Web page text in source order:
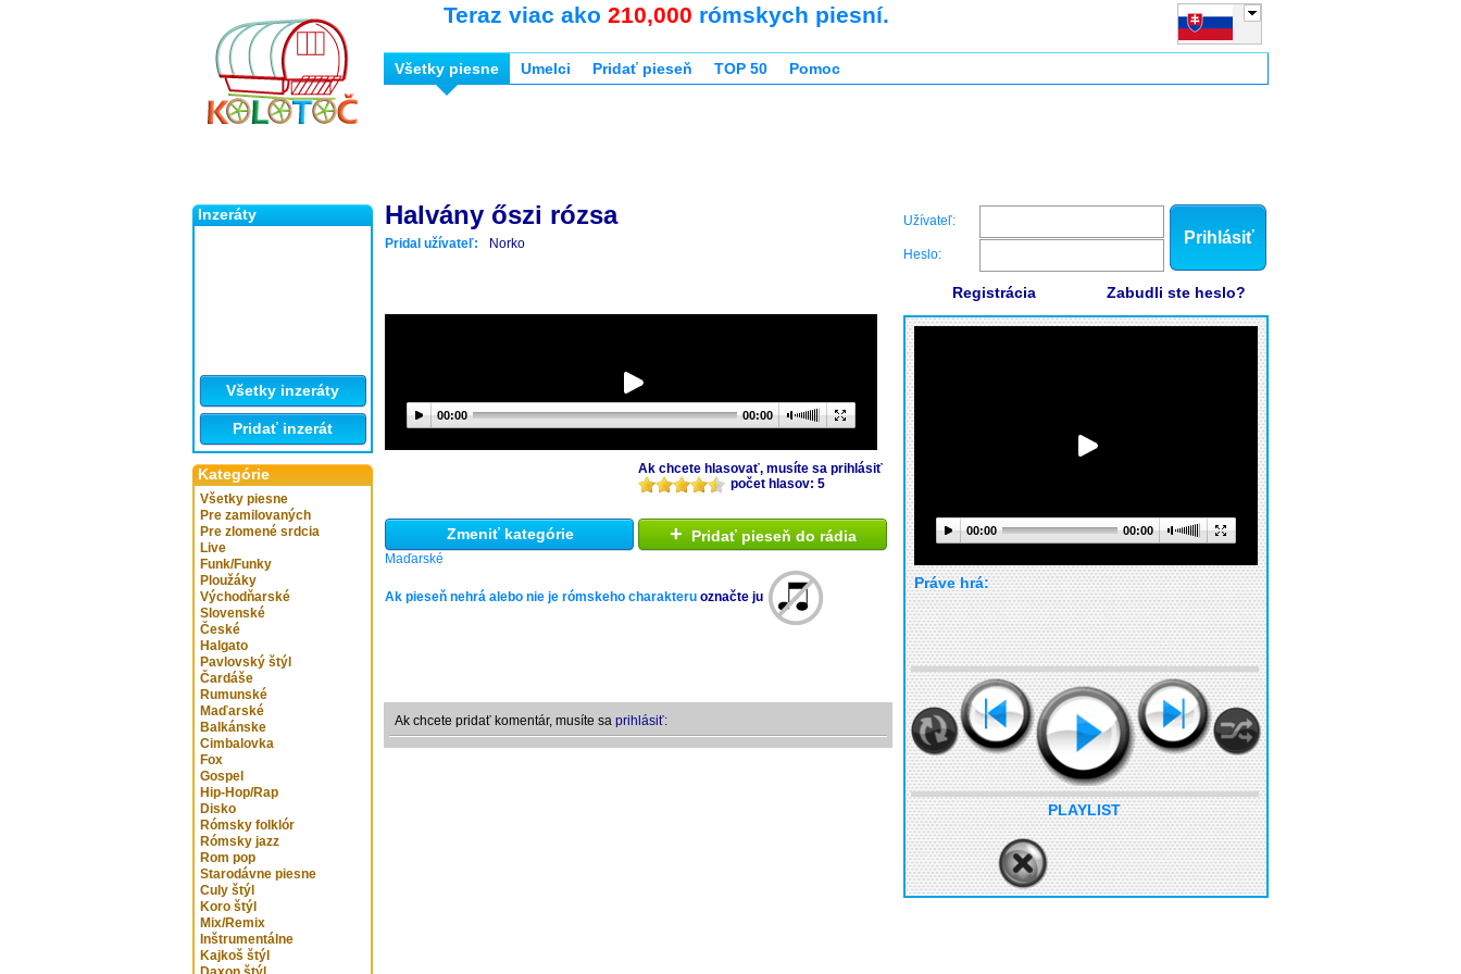
Inzeráty
Všetky inzeráty
Pridať inzerát
Kategórie
Všetky piesne
Pre zamilovaných
Pre zlomené srdcia
Live
Funk/Funky
Ploužáky
Východňarské
Slovenské
České
Halgato
Pavlovský štýl
Čardáše
Rumunské
Maďarské
Balkánske
Cimbalovka
Fox
Gospel
Hip-Hop/Rap
Disko
Rómsky folklór
Rómsky jazz
Rom pop
Starodávne piesne
Culy štýl
Koro štýl
Mix/Remix
Inštrumentálne
Kajkoš štýl
Teraz viac ako 210,000 rómskych piesní.
Všetky piesne Umelci Pridať pieseň TOP 50 Pomoc
Halvány őszi rózsa
Pridal užívateľ: Norko
00:00 00:00
Ak chcete hlasovať, musíte sa prihlásiť
počet hlasov: 5
Zmeniť kategórie
Maďarské
+ Pridať pieseň do rádia
Ak pieseň nehrá alebo nie je rómskeho charakteru označte ju
Ak chcete pridať komentár, musíte sa prihlásiť:
Užívateľ:
Heslo:
Prihlásiť
Registrácia Zabudli ste heslo?
00:00 00:00
Práve hrá:
PLAYLIST